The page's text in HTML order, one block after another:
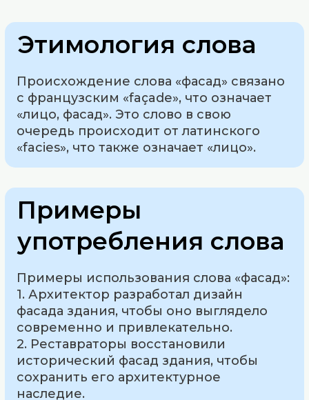
Этимология слова
Происхождение слова «фасад» связано
с французским «façade», что означает
«лицо, фасад». Это слово в свою
очередь происходит от латинского
«facies», что также означает «лицо».
Примеры
употребления слова
Примеры использования слова «фасад»:
1. Архитектор разработал дизайн
фасада здания, чтобы оно выглядело
современно и привлекательно.
2. Реставраторы восстановили
исторический фасад здания, чтобы
сохранить его архитектурное
наследие.